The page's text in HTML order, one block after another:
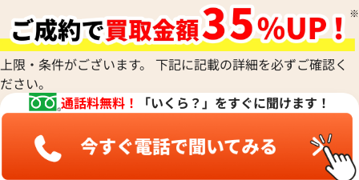
カレ ズアヴとドラゴン スカ
ーフ
店舗 米子天満屋店
備考 箱あり
エルメス スカーフ
カレ 90 ミュゼ
店舗 いわきPaixPaix店
状態
A+
上限・条件がございます。 下記に記載の詳細を必ずご確認く
ださい。
通話料無料！
「いくら？」をすぐに聞けます！